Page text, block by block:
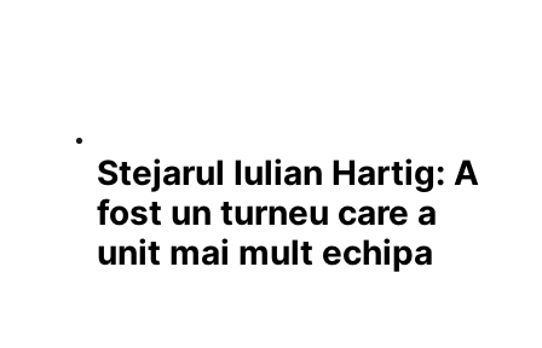
Stejarul Iulian Hartig: A
fost un turneu care a
unit mai mult echipa